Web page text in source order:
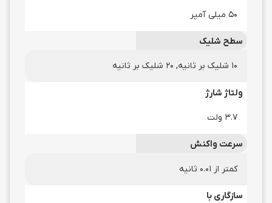
50 میلی آمپر
سطح شلیک
10 شلیک بر ثانیه, 20 شلیک بر ثانیه
ولتاژ شارژ
3.7 ولت
سرعت واکنش
کمتر از 0.01 ثانیه
سازگاری با